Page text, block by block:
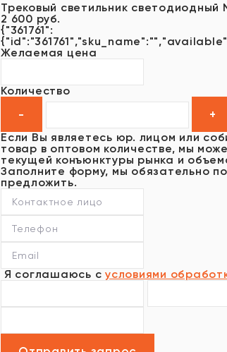
Трековый светильник светодиодный
2 600 руб.
{"361761":
Желаемая цена
Количество
Если Вы являетесь юр. лицом или
товар в оптовом количестве, мы
текущей конъюнктуры рынка и
Заполните форму, мы обязательно
предложить.
Я соглашаюсь с условиями